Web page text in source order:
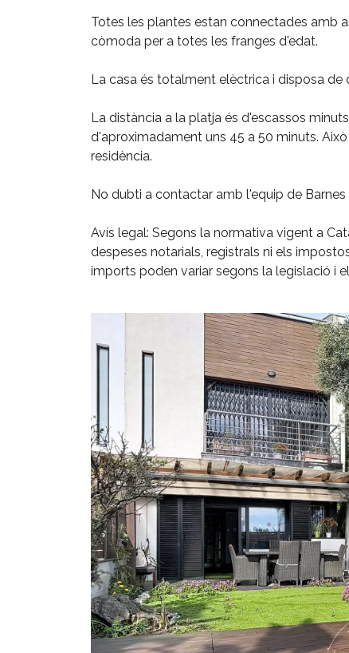
Totes les plantes estan connectades amb
còmoda per a totes les franges d'edat.
La casa és totalment elèctrica i disposa de
La distància a la platja és d'escassos
d'aproximadament uns 45 a 50 minuts.
residència.
No dubti a contactar amb l'equip de
Avís legal: Segons la normativa vigent a
despeses notarials, registrals ni els impostos
imports poden variar segons la legislació i